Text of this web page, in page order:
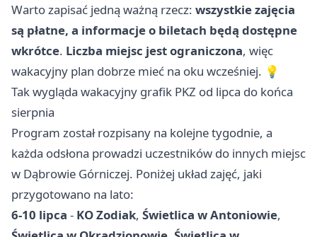
Warto zapisać jedną ważną rzecz: wszystkie zajęcia
są płatne, a informacje o biletach będą dostępne
wkrótce. Liczba miejsc jest ograniczona, więc
wakacyjny plan dobrze mieć na oku wcześniej. 💡
Tak wygląda wakacyjny grafik PKZ od lipca do końca
sierpnia
Program został rozpisany na kolejne tygodnie, a
każda odsłona prowadzi uczestników do innych miejsc
w Dąbrowie Górniczej. Poniżej układ zajęć, jaki
przygotowano na lato:
6-10 lipca - KO Zodiak, Świetlica w Antoniowie,